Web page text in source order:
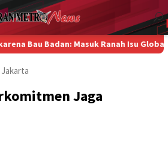
Masuk Ranah Isu Global,
Jakarta
Jaga